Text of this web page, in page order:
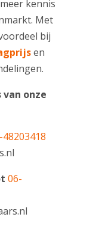
kennis
Met
bij
en
onze
48203418
06-